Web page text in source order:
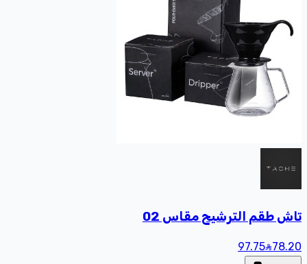
تاش طقم الترشيح مقاس 02
78.20
97.75